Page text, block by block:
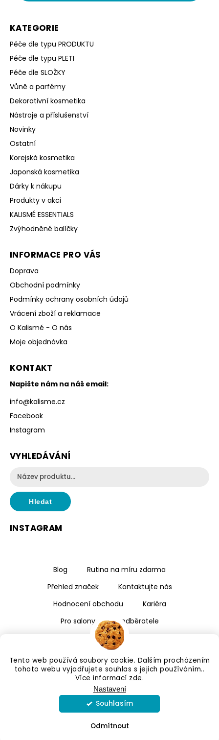
Tento web používá soubory cookie. Dalším procházením
tohoto webu vyjadřujete souhlas s jejich používáním..
Více informací zde.
Nastavení
Odmítnout
Souhlasím
KATEGORIE
Péče dle typu PRODUKTU
Péče dle typu PLETI
Péče dle SLOŽKY
Vůně a parfémy
Dekorativní kosmetika
Nástroje a příslušenství
Novinky
Ostatní
Korejská kosmetika
Japonská kosmetika
Dárky k nákupu
Produkty v akci
KALISMÉ ESSENTIALS
Zvýhodněné balíčky
INFORMACE PRO VÁS
Doprava
Obchodní podmínky
Podmínky ochrany osobních údajů
Vrácení zboží a reklamace
O Kalismé - O nás
Moje objednávka
KONTAKT
Napište nám na náš email:
info@kalisme.cz
Facebook
Instagram
VYHLEDÁVÁNÍ
Hledat
INSTAGRAM
Blog
Rutina na míru zdarma
Přehled značek
Kontaktujte nás
Hodnocení obchodu
Kariéra
Pro salony a velkoodběratele
Copyright 2026Kalismé. Všechna práva vyhrazena.
Upravit nastavení cookies